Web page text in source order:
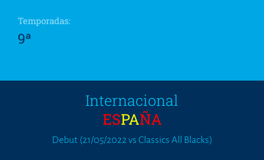
Temporadas:
9ª
Internacional
ESPAÑA
Debut (21/05/2022 vs Classics All Blacks)